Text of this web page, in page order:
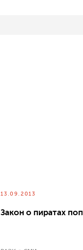
13.09.2013
Закон о пиратах